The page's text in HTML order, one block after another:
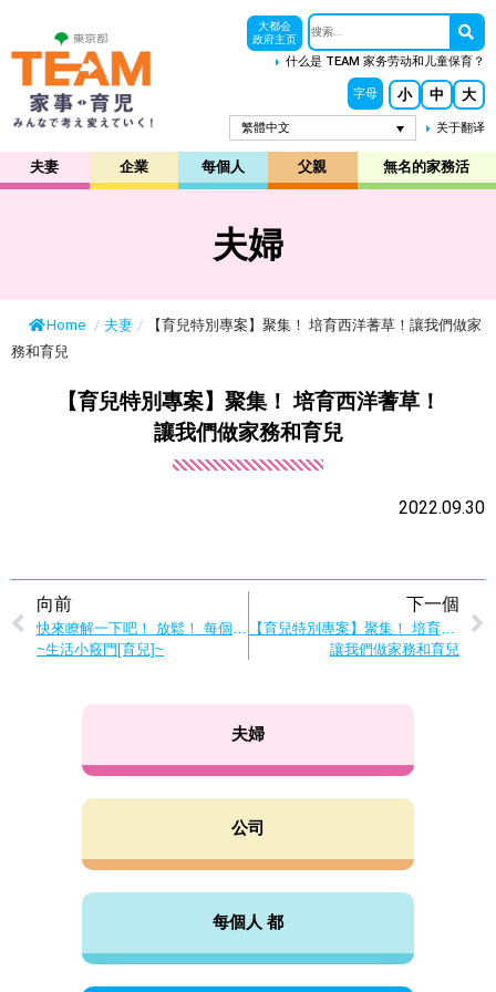
大都会
政府主页
什么是 TEAM 家务劳动和儿童保育？
字母 小 中 大
繁體中文 关于翻译
夫妻 企業 每個人 父親 無名的家務活
夫婦
Home / 夫妻 /
【育兒特別專案】聚集！ 培育西洋蓍草！讓我們做家
務和育兒
【育兒特別專案】聚集！ 培育西洋蓍草！
讓我們做家務和育兒
2022.09.30
向前
~生活小竅門[育兒]~
下一個
【育兒特別專案】聚集！ 培育西洋蓍草！
讓我們做家務和育兒
夫婦
公司
每個人 都